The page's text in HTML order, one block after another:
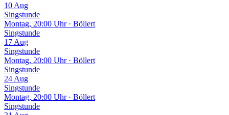
10 Aug
Singstunde
Montag, 20:00 Uhr · Böllert
Singstunde
17 Aug
Singstunde
Montag, 20:00 Uhr · Böllert
Singstunde
24 Aug
Singstunde
Montag, 20:00 Uhr · Böllert
Singstunde